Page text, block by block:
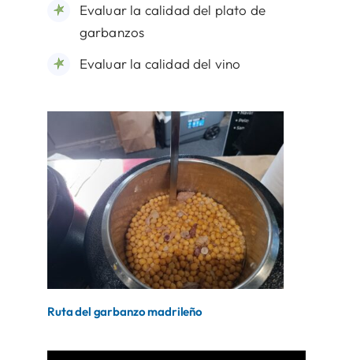
Evaluar la calidad del plato de
garbanzos
Evaluar la calidad del vino
Ruta del garbanzo madrileño